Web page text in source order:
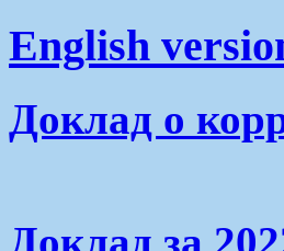
English
Доклад о
Доклад за